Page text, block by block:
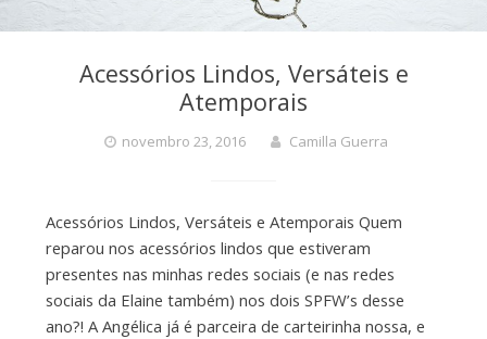
Acessórios Lindos, Versáteis e
Atemporais
novembro 23, 2016 Camilla Guerra
Acessórios Lindos, Versáteis e Atemporais Quem
reparou nos acessórios lindos que estiveram
presentes nas minhas redes sociais (e nas redes
sociais da Elaine também) nos dois SPFW’s desse
ano?! A Angélica já é parceira de carteirinha nossa, e